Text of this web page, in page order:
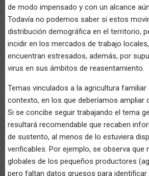
de modo impensado y con un alcance
Todavía no podemos saber si estos
distribución demográfica en el territorio,
incidir en los mercados de trabajo
encuentran estresados, además, por
virus en sus ámbitos de reasentamiento.
Temas vinculados a la agricultura familiar
contexto, en los que deberíamos ampliar
Si se concibe seguir trabajando el tema
resultará recomendable que recaben
de sustento, al menos de lo estuviera
verificables. Por ejemplo, se observa que
globales de los pequeños productores
pero faltan datos gruesos para